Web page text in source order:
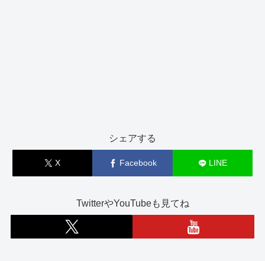
シェアする
X Facebook LINE
TwitterやYouTubeも見てね